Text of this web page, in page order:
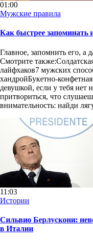
01:00
Мужские правила
Как быстрее
Главное, запомнить его, а
Смотрите
лайфхаков7 мужских
хандройБукетно-
девушкой, если у тебя нет
притвориться, что
внимательность: найди
11:03
Истории
Сильвио Берлускони:
в Италии